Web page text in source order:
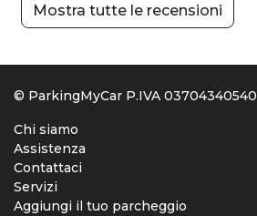
Mostra tutte le recensioni
© ParkingMyCar P.IVA 03704340540
Chi siamo
Assistenza
Contattaci
Servizi
Aggiungi il tuo parcheggio